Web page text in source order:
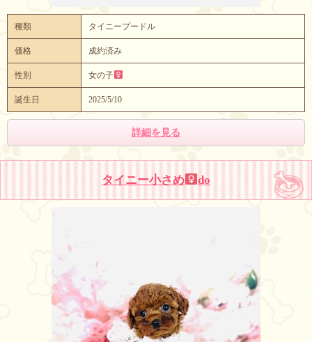
種類 タイニープードル
価格 成約済み
性別 女の子
誕生日 2025/5/10
詳細を見る
タイニー小さめ do